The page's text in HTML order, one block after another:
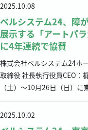
2025.10.08
ベルシステム24、障
展示する「アートパ
に4年連続で協賛
株式会社ベルシステム24ホ
取締役 社長執行役員CEO：
（土）～10月26日（日）
2025.10.02